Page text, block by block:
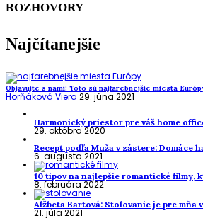
ROZHOVORY
Najčítanejšie
Objavujte s nami: Toto sú najfarebnejšie miesta
Horňáková Viera 29. júna 2021
Harmonický priestor pre váš home
29. októbra 2020
Recept podľa Muža v zástere: Domáce
6. augusta 2021
10 tipov na najlepšie romantické filmy,
8. februára 2022
Alžbeta Bartová: Stolovanie je pre mňa
21. júla 2021